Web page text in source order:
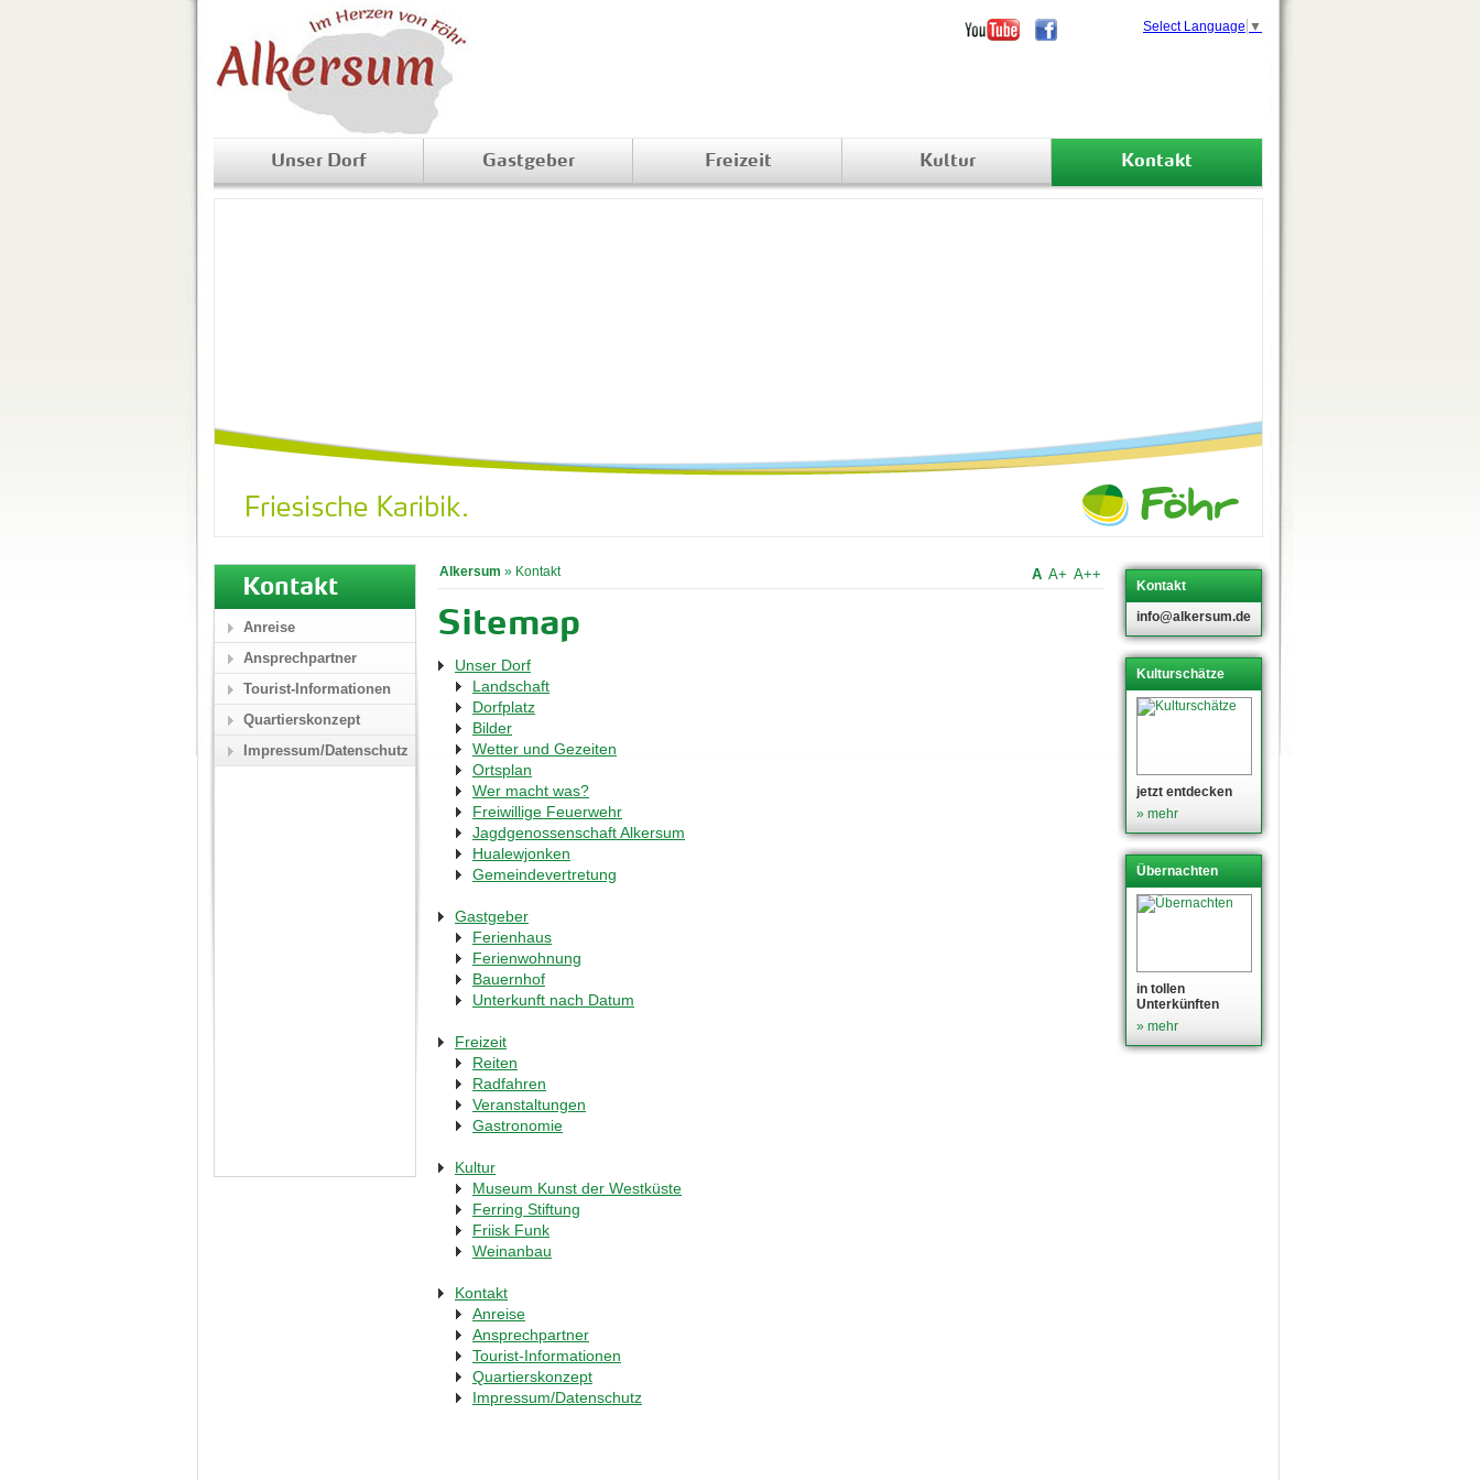
Unser Dorf Gastgeber Freizeit Kultur Kontakt
Alkersum » Kontakt A A+ A++
Sitemap
Unser Dorf
Landschaft
Dorfplatz
Bilder
Wetter und Gezeiten
Ortsplan
Wer macht was?
Freiwillige Feuerwehr
Jagdgenossenschaft Alkersum
Hualewjonken
Gemeindevertretung
Gastgeber
Ferienhaus
Ferienwohnung
Bauernhof
Unterkunft nach Datum
Freizeit
Reiten
Radfahren
Veranstaltungen
Gastronomie
Kultur
Museum Kunst der Westküste
Ferring Stiftung
Friisk Funk
Weinanbau
Kontakt
Anreise
Ansprechpartner
Tourist-Informationen
Quartierskonzept
Impressum/Datenschutz
Kontakt
info@alkersum.de
Kulturschätze
jetzt entdecken
» mehr
Übernachten
in tollen
Unterkünften
» mehr
Kontakt
Anreise
Ansprechpartner
Tourist-Informationen
Quartierskonzept
Impressum/Datenschutz
Select Language ▼